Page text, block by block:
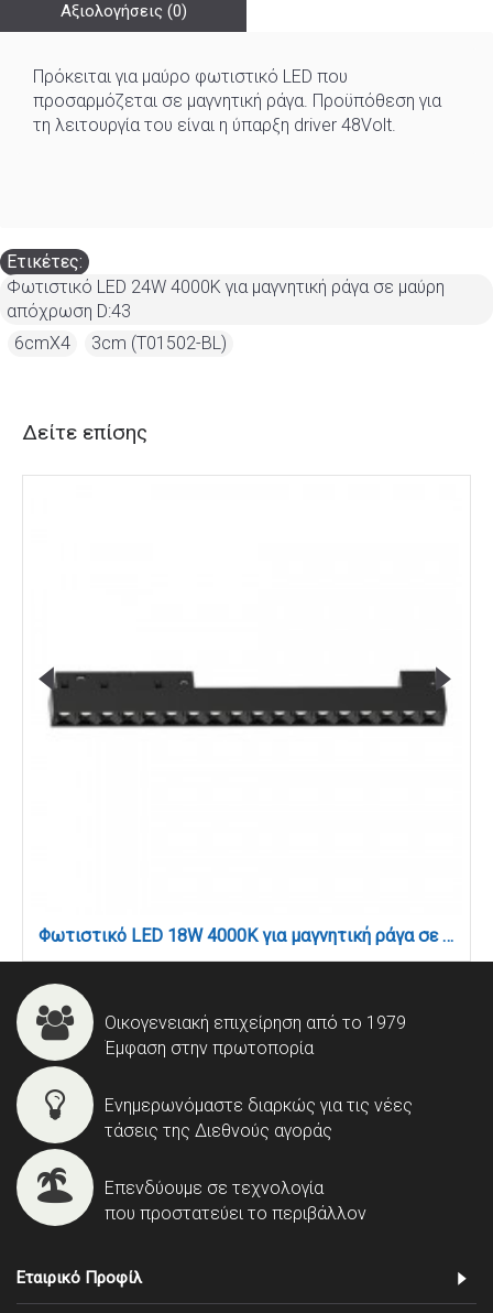
Αξιολογήσεις (0)
Πρόκειται για μαύρο φωτιστικό LED που
προσαρμόζεται σε μαγνητική ράγα. Προϋπόθεση για
τη λειτουργία του είναι η ύπαρξη driver 48Volt.
Ετικέτες:
Φωτιστικό LED 24W 4000K για μαγνητική ράγα σε μαύρη
απόχρωση D:43
6cmX4 3cm (T01502-BL)
Δείτε επίσης
Φωτιστικό LED 18W 4000K για μαγνητική ράγα σε μαύρη απόχρωση D:32,8cmX4,3cm (T01402-BL)
Οικογενειακή επιχείρηση από το 1979
Έμφαση στην πρωτοπορία
Ενημερωνόμαστε διαρκώς για τις νέες
τάσεις της Διεθνούς αγοράς
Επενδύουμε σε τεχνολογία
που προστατεύει το περιβάλλον
Εταιρικό Προφίλ